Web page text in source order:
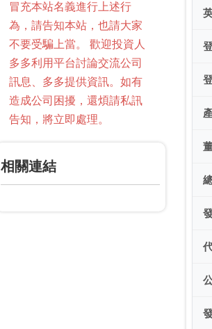
冒充本站名義進行上述行
為，請告知本站，也請大家
不要受騙上當。 歡迎投資人
多多利用平台討論交流公司
訊息、多多提供資訊。如有
造成公司困擾，還煩請私訊
告知，將立即處理。
相關連結